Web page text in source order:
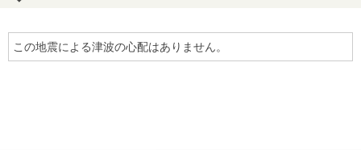
この地震による津波の心配はありません。